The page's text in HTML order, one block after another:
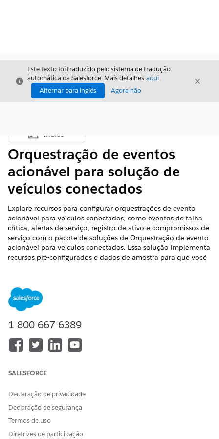
Fechar
Este texto foi traduzido pelo sistema de tradução
automática da Salesforce. Mais detalhes aqui.
Alternar para inglês
Agora não
Fechar
Mostrar índice
Índice
Orquestração de eventos
acionável para solução de
veículos conectados
Explore recursos para configurar orquestrações de evento
acionável para veículos conectados, como eventos de falha
crítica, alertas de serviço, registro de ativo e compromissos de
serviço com o pacote de soluções de Orquestração de evento
acionável para veículos conectados. Essa solução implementa
recursos pré-configurados e dados de amostra para que você
EDIÇÕES OBRIGATÓRIAS
NOTAA Salesforce recomenda começar em um sandbox
para verificar se a configuração instalada atende às suas
necessidades antes de distribuí-la para produção. Para
implantar em uma organização de produção, seu Apex
code deve ter pelo menos 75% de cobertura de código. Se
1-800-667-6389
SALESFORCE
Declaração de privacidade
Declaração de segurança
Termos de uso
Diretrizes de participação